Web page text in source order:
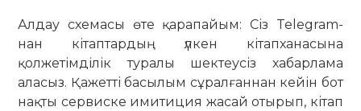
Алдау схемасы өте қарапайым: Сіз Telegram-
нан кітаптардың үлкен кітапханасына
қолжетімділік туралы шектеусіз хабарлама
аласыз. Қажетті басылым сұралғаннан кейін бот
нақты сервиске имитиция жасай отырып, кітап